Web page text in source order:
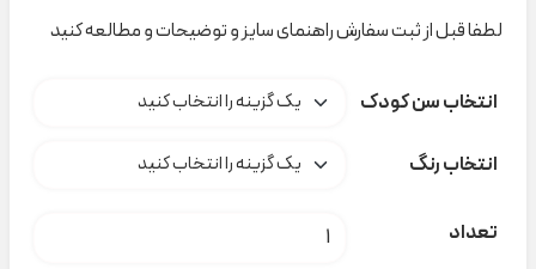
لطفا قبل از ثبت سفارش راهنمای سایز و توضیحات و مطالعه کنید
انتخاب سن کودک
انتخاب رنگ
تعداد بادی آستین بلند Lir Atelier کد C000202 عدد